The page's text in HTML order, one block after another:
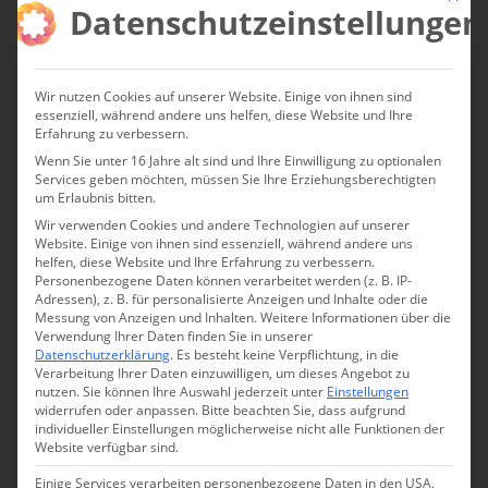
Palazzo Spini Feroni, Via de Tornabuoni 2, lohnt es sich
im zweiten Stock das Museum Ferragamo zu besuchen.
Über 10.000 Modelle, die der berühmte Modeschöpfer
von 1920 bis zu seinem Todesjahr 1960 entworfen hat,
kann man hier bestaunen und zudem zahlreiche Fotos,
Entwürfe und hölzerne Fußnachbildungen seiner
berühmten Kunden. (www.museoferragamo.it)
Spaziert man am Ende der Modestraße weiter Richtung
Arno, durch aparte Gassen mit hübschen Geschäften,
erreicht man die Piazza della Signoria, die zu den
schönsten Plätzen Italiens zählt. Dort spiegelt der
prägnante Palazzo Vecchio mit seinem hohen Turm
immer noch die Macht und den Reichtum vom Florenz
des 14. und 15. Jahrhunderts wider. Eine Augenweide ist
der gegenüberliegende Neptunbrunnen und
Michelangelos «David» am Eingangsportal des Palazzo
Datenschutzeinstellungen
Wir nutzen Cookies auf unserer Website. Einige von ihnen sind
essenziell, während andere uns helfen, diese Website und Ihre
Erfahrung zu verbessern.
Wenn Sie unter 16 Jahre alt sind und Ihre Einwilligung zu optionalen
Services geben möchten, müssen Sie Ihre Erziehungsberechtigten
um Erlaubnis bitten.
Wir verwenden Cookies und andere Technologien auf unserer
Website. Einige von ihnen sind essenziell, während andere uns
helfen, diese Website und Ihre Erfahrung zu verbessern.
Personenbezogene Daten können verarbeitet werden (z. B. IP-
Adressen), z. B. für personalisierte Anzeigen und Inhalte oder die
Messung von Anzeigen und Inhalten.Weitere Informationen über die
Verwendung Ihrer Daten finden Sie in unserer
Datenschutzerklärung. Es besteht keine Verpflichtung, in die
Verarbeitung Ihrer Daten einzuwilligen, um dieses Angebot zu
nutzen.Sie können Ihre Auswahl jederzeit unter Einstellungen
widerrufen oder anpassen. Bitte beachten Sie, dass aufgrund
individueller Einstellungen möglicherweise nicht alle Funktionen der
Website verfügbar sind.
Einige Services verarbeiten personenbezogene Daten in den USA.